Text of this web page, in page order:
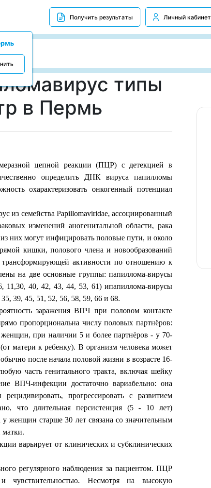
Получить результаты Личный кабинет
типы
в Пермь
цепной реакции (ПЦР) с детекцией в
определить ДНК вируса папилломы
охарактеризовать онкогенный потенциал
семейства Papillomaviridae, ассоциированный
изменений аногенитальной области, рака
них могут инфицировать половые пути, и около
кишки, полового члена и новообразований
активности по отношению к
на две основные группы: папиллома-вирусы
11,30, 40, 42, 43, 44, 53, 61) ипапиллома-вирусы
39, 45, 51, 52, 56, 58, 59, 66 и 68.
заражения ВПЧ при половом контакте
пропорциональна числу половых партнёров:
при наличии 5 и более партнёров - у 70-
матери к ребенку). В организм человека может
после начала половой жизни в возрасте 16-
часть генитального тракта, включая шейку
ВПЧ-инфекции достаточно вариабельно: она
прогрессировать с развитием
что длительная персистенция (5 - 10 лет)
женщин старше 30 лет связана со значительным
матки.
варьирует от клинических и субклинических
регулярного наблюдения за пациентом. ПЦР
Несмотря на высокую